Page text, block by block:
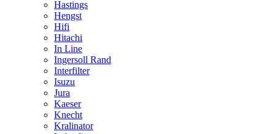
Hastings
Hengst
Hifi
Hitachi
In Line
Ingersoll Rand
Interfilter
Isuzu
Jura
Kaeser
Knecht
Kralinator